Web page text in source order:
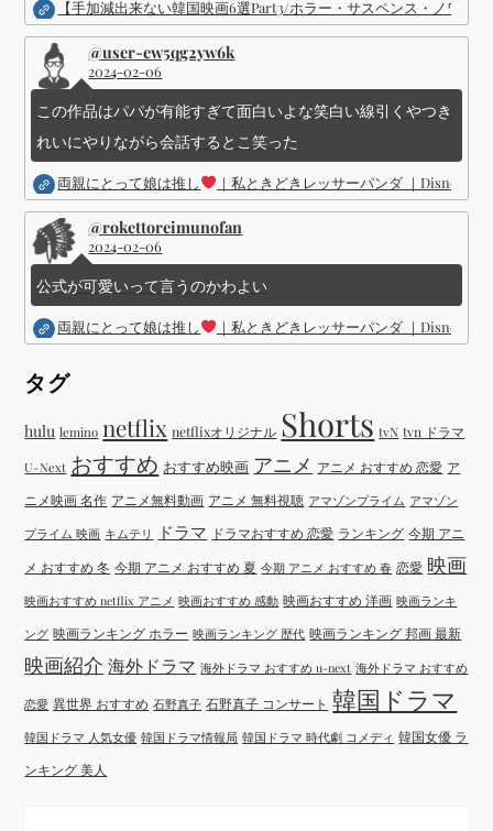
【手加減出来ない韓国映画6選Part3/ホラー・サスペンス・ノワー
@user-ew5qg2yw6k
2024-02-06
この作品はパパが有能すぎて面白いよな笑白い線引くやつき
れいにやりながら会話するとこ笑った
両親にとって娘は推し ｜私ときどきレッサーパンダ ｜Disney (
@rokettoreimunofan
2024-02-06
公式が可愛いって言うのかわよい
両親にとって娘は推し ｜私ときどきレッサーパンダ ｜Disney (
タグ
hulu lemino netflix netflixオリジナル Shorts tvN tvn ドラマ
U-Next おすすめ おすすめ映画 アニメ アニメ おすすめ 恋愛 ア
ニメ映画 名作 アニメ無料動画 アニメ 無料視聴 アマゾンプライム アマゾン
プライム 映画 キムテリ ドラマ ドラマおすすめ 恋愛 ランキング 今期 アニ
メ おすすめ 冬 今期 アニメ おすすめ 夏 今期 アニメ おすすめ 春 恋愛 映画
映画おすすめ netflix アニメ 映画おすすめ 感動 映画おすすめ 洋画 映画ランキ
ング 映画ランキング ホラー 映画ランキング 歴代 映画ランキング 邦画 最新
映画紹介 海外ドラマ 海外ドラマ おすすめ u-next 海外ドラマ おすすめ
恋愛 異世界 おすすめ 石野真子 石野真子 コンサート 韓国ドラマ
韓国ドラマ 人気女優 韓国ドラマ情報局 韓国ドラマ 時代劇 コメディ 韓国女優 ラ
ンキング 美人